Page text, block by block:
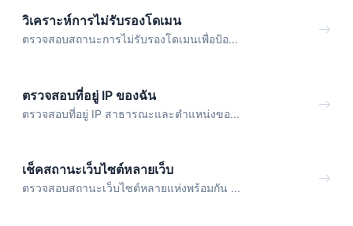
วิเคราะห์การไม่รับรองโดเมน
ตรวจสอบสถานะการไม่รับรองโดเมนเพื่อป้อ...
ตรวจสอบที่อยู่ IP ของฉัน
ตรวจสอบที่อยู่ IP สาธารณะและตำแหน่งขอ...
เช็คสถานะเว็บไซต์หลายเว็บ
ตรวจสอบสถานะเว็บไซต์หลายแห่งพร้อมกัน ...